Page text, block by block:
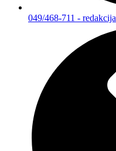
049/468-711 - redakcija